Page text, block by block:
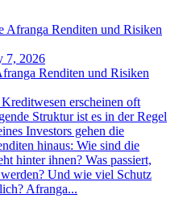
7, 2026
Renditen und Risiken
erscheinen oft
Struktur ist es in der Regel
Investors gehen die
hinaus: Wie sind die
hinter ihnen? Was passiert,
Und wie viel Schutz
Afranga...